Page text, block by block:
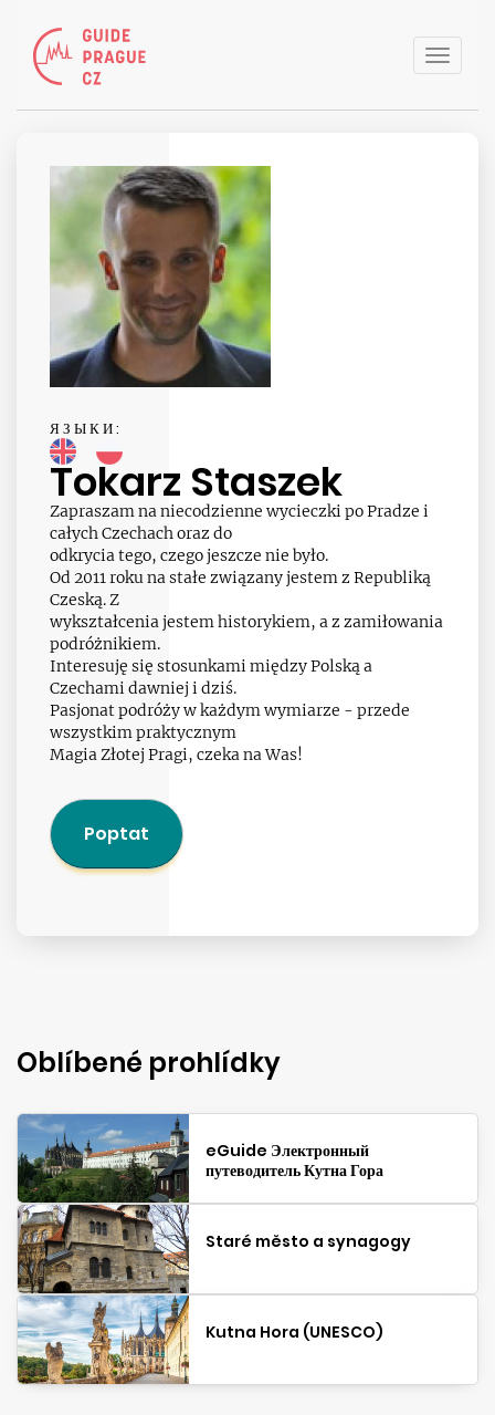
Toggle
ЯЗЫКИ:
Tokarz Staszek
Zapraszam na niecodzienne wycieczki po Pradze i
całych Czechach oraz do
odkrycia tego, czego jeszcze nie było.
Od 2011 roku na stałe związany jestem z Republiką
Czeską. Z
wykształcenia jestem historykiem, a z zamiłowania
podróżnikiem.
Interesuję się stosunkami między Polską a
Czechami dawniej i dziś.
Pasjonat podróży w każdym wymiarze - przede
wszystkim praktycznym
Magia Złotej Pragi, czeka na Was!
Poptat
Oblíbené prohlídky
eGuide Электронный
путеводитель Кутна Гора
Staré město a synagogy
Kutna Hora (UNESCO)